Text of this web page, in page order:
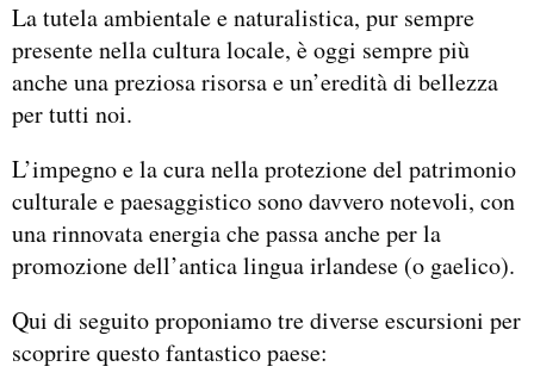
La tutela ambientale e naturalistica, pur sempre
presente nella cultura locale, è oggi sempre più
anche una preziosa risorsa e un’eredità di bellezza
per tutti noi.
L’impegno e la cura nella protezione del patrimonio
culturale e paesaggistico sono davvero notevoli, con
una rinnovata energia che passa anche per la
promozione dell’antica lingua irlandese (o gaelico).
Qui di seguito proponiamo tre diverse escursioni per
scoprire questo fantastico paese: